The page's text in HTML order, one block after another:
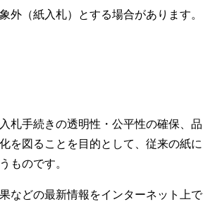
（紙入札）とする場合があります。
札手続きの透明性・公平性の確保、品
を図ることを目的として、従来の紙に
ものです。
などの最新情報をインターネット上で